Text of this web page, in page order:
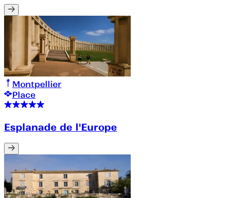
Montpellier
Place
Esplanade de l'Europe